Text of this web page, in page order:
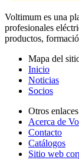
Voltimum es una
profesionales
productos,
Mapa del
Inicio
Noticias
Socios
Otros enlaces
Acerca de
Contacto
Catálogos
Sitio web